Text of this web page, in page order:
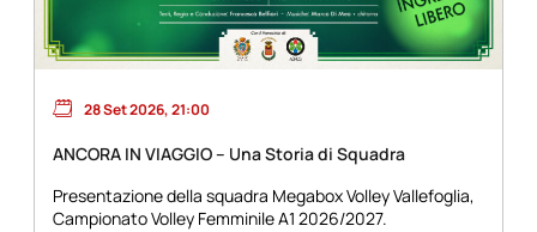
28 Set 2026, 21:00
ANCORA IN VIAGGIO – Una Storia di Squadra
Presentazione della squadra Megabox Volley Vallefoglia,
Campionato Volley Femminile A1 2026/2027.